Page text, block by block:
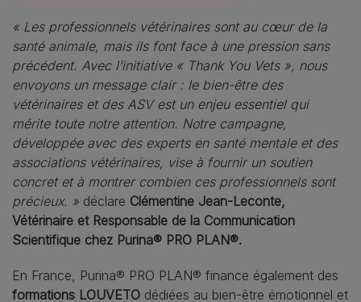
« Les professionnels vétérinaires sont au cœur de la
santé animale, mais ils font face à une pression sans
précédent. Avec l’initiative « Thank You Vets », nous
envoyons un message clair : le bien-être des
vétérinaires et des ASV est un enjeu essentiel qui
mérite toute notre attention. Notre campagne,
développée avec des experts en santé mentale et des
associations vétérinaires, vise à fournir un soutien
concret et à montrer combien ces professionnels sont
précieux. » déclare Clémentine Jean-Leconte,
Vétérinaire et Responsable de la Communication
Scientifique chez Purina® PRO PLAN®.
En France, Purina® PRO PLAN® finance également des
formations LOUVETO dédiées au bien-être émotionnel et